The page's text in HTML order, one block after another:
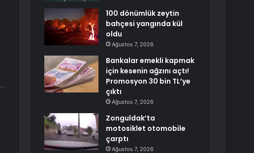
100 dönümlük zeytin
bahçesi yangında kül
oldu
Ağustos 7, 2026
Bankalar emekli kapmak
için kesenin ağzını açtı!
Promosyon 30 bin TL’ye
çıktı
Ağustos 7, 2026
Zonguldak’ta
motosiklet otomobile
çarptı
Ağustos 7, 2026